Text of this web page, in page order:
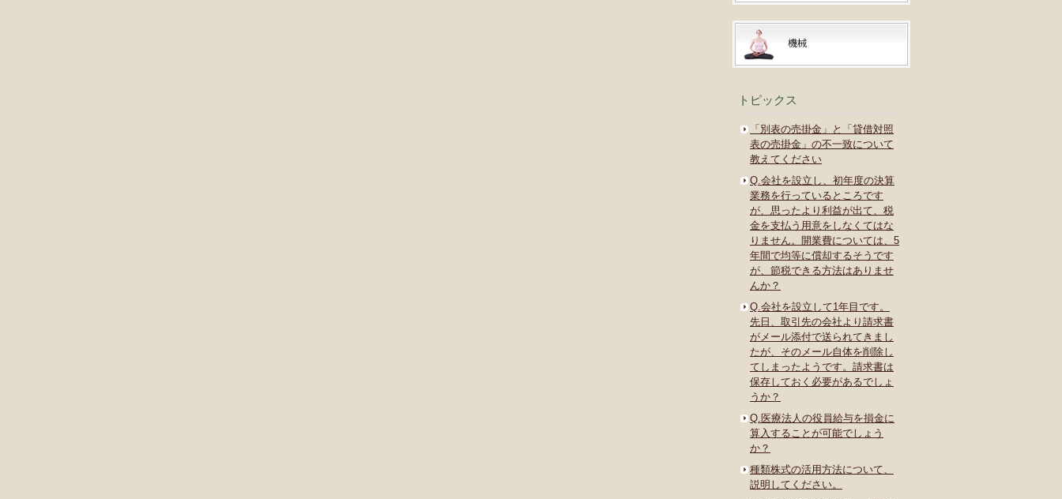
トピックス
「別表の売掛金」と「貸借対照
表の売掛金」の不一致について
教えてください
Q.会社を設立し、初年度の決算
業務を行っているところです
が、思ったより利益が出て、税
金を支払う用意をしなくてはな
りません。開業費については、5
年間で均等に償却するそうです
が、節税できる方法はありませ
んか？
Q.会社を設立して1年目です。
先日、取引先の会社より請求書
がメール添付で送られてきまし
たが、そのメール自体を削除し
てしまったようです。請求書は
保存しておく必要があるでしょ
うか？
Q.医療法人の役員給与を損金に
算入することが可能でしょう
か？
種類株式の活用方法について、
説明してください。